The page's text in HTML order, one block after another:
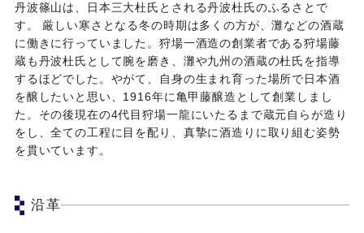
丹波篠山は、日本三大杜氏とされる丹波杜氏のふるさとで
す。 厳しい寒さとなる冬の時期は多くの方が、灘などの酒蔵
に働きに行っていました。狩場一酒造の創業者である狩場藤
蔵も丹波杜氏として腕を磨き、灘や九州の酒蔵の杜氏を指導
するほどでした。やがて、自身の生まれ育った場所で日本酒
を醸したいと思い、1916年に亀甲藤醸造として創業しまし
た。その後現在の4代目狩場一龍にいたるまで蔵元自らが造り
をし、全ての工程に目を配り、真摯に酒造りに取り組む姿勢
を貫いています。
沿革